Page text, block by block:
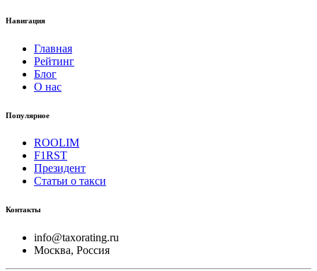
Навигация
Главная
Рейтинг
Блог
О нас
Популярное
ROOLIM
F1RST
Президент
Статьи о такси
Контакты
info@taxorating.ru
Москва, Россия